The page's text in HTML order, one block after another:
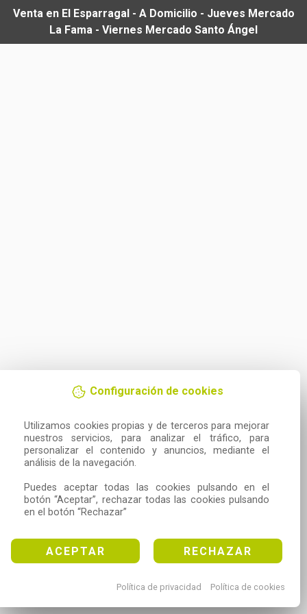
Configuración de cookies
Utilizamos cookies propias y de terceros para mejorar
nuestros servicios, para analizar el tráfico, para
personalizar el contenido y anuncios, mediante el
análisis de la navegación.
Puedes aceptar todas las cookies pulsando en el
botón “Aceptar”, rechazar todas las cookies pulsando
en el botón “Rechazar”
ACEPTAR RECHAZAR
Política de privacidad Política de cookies
Venta en El Esparragal - A Domicilio - Jueves Mercado
La Fama - Viernes Mercado Santo Ángel